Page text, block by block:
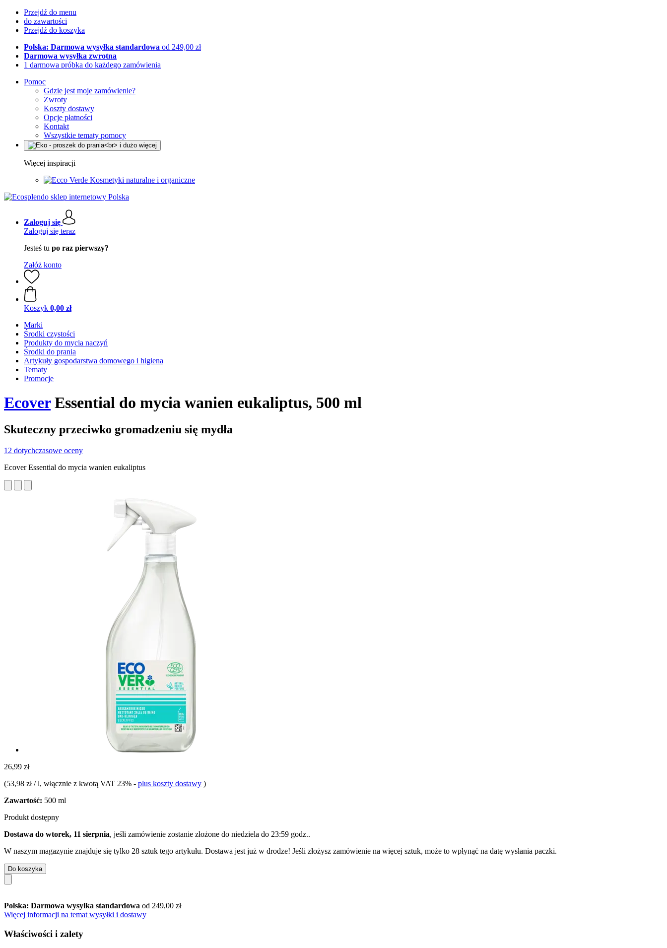
Przejdź do menu
do zawartości
Przejdź do koszyka
Polska: Darmowa wysyłka standardowa od 249,00 zł
Darmowa wysyłka zwrotna
1 darmowa próbka do każdego zamówienia
Pomoc
Gdzie jest moje zamówienie?
Zwroty
Koszty dostawy
Opcje płatności
Kontakt
Wszystkie tematy pomocy
Więcej inspiracji
Kosmetyki naturalne i organiczne
Zaloguj się
Zaloguj się teraz
Jesteś tu po raz pierwszy?
Załóż konto
Koszyk 0,00 zł
Marki
Środki czystości
Produkty do mycia naczyń
Środki do prania
Artykuły gospodarstwa domowego i higiena
Tematy
Promocje
EcoverEssential do mycia wanien eukaliptus, 500 ml
Skuteczny przeciwko gromadzeniu się mydła
12 dotychczasowe oceny
Ecover Essential do mycia wanien eukaliptus
26,99 zł
(53,98 zł / l, włącznie z kwotą VAT 23% - plus koszty dostawy )
Zawartość: 500 ml
Produkt dostępny
Dostawa do wtorek, 11 sierpnia, jeśli zamówienie zostanie złożone do niedziela do 23:59 godz..
W naszym magazynie znajduje się tylko 28 sztuk tego artykułu. Dostawa jest już w drodze! Jeśli złożysz zamówienie na więcej sztuk, może to wpłynąć na datę wysłania paczki.
Do koszyka
Polska: Darmowa wysyłka standardowa od 249,00 zł
Więcej informacji na temat wysyłki i dostawy
Właściwości i zalety